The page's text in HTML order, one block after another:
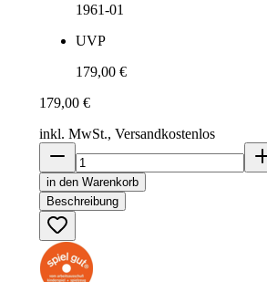
1961-01
UVP
179,00 €
179,00 €
inkl. MwSt., Versandkostenlos
in den Warenkorb
Beschreibung